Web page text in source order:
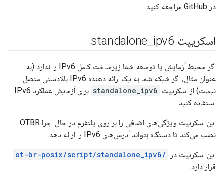
در GitHub مراجعه کنید.
اسکریپت standalone ipv6
اگر محیط آزمایش یا توسعه شما زیرساخت کامل IPv6 را ندارد (به
عنوان مثال، اگر شبکه شما به یک ارائه دهنده IPv6 بالادستی متصل
نیست) از اسکریپت standalone_ipv6
برای آزمایش عملکرد IPv6
استفاده کنید.
این اسکریپت ویژگی‌های اضافی را بر روی پلتفرم در حال اجرا OTBR
نصب می‌کند تا دستگاه بتواند آدرس‌های IPv6 را ارائه دهد.
این اسکریپت در
/ot-br-posix/script/standalone_ipv6
قرار دارد.